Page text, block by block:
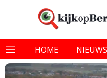
HOME NIEUWS